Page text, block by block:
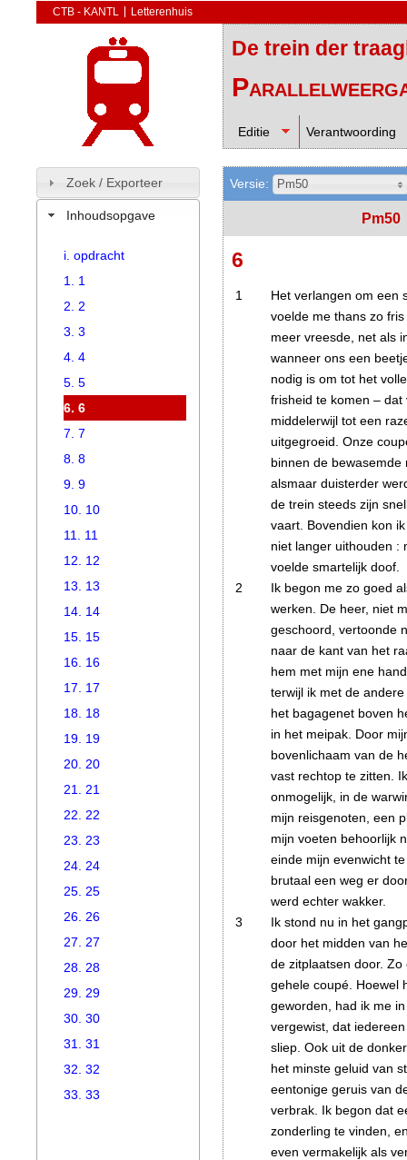
CTB - KANTL Letterenhuis
De trein der
Editie Verantwoording
Versie: Pm50
Pm50
6
1
Het verlangen om een
voelde me thans zo
meer vreesde, net als
wanneer ons een
nodig is om tot het
frisheid te komen – dat
middelerwijl tot een
uitgegroeid. Onze
binnen de
alsmaar duisterder
de trein steeds zijn
vaart. Bovendien kon
niet langer uithouden :
voelde smartelijk doof.
2
Ik begon me zo goed
werken. De heer, niet
geschoord , vertoonde
naar de kant van het
hem met mijn ene
terwijl ik met de
het bagagenet boven
in het meipak . Door
bovenlichaam van de
vast rechtop te zitten.
onmogelijk, in de
mijn reisgenoten, een
mijn voeten behoorlijk
einde mijn evenwicht
brutaal een weg er
werd echter wakker.
3
Ik stond nu in het
door het midden van
de zitplaatsen door.
gehele coupé. Hoewel
geworden, had ik me
vergewist, dat
sliep. Ook uit de
het minste geluid van
eentonige geruis van
verbrak. Ik begon dat
zonderling te vinden,
even vermakelijk als
Zoek / Exporteer
Inhoudsopgave
i. opdracht
1. 1
2. 2
3. 3
4. 4
5. 5
6. 6
7. 7
8. 8
9. 9
10. 10
11. 11
12. 12
13. 13
14. 14
15. 15
16. 16
17. 17
18. 18
19. 19
20. 20
21. 21
22. 22
23. 23
24. 24
25. 25
26. 26
27. 27
28. 28
29. 29
30. 30
31. 31
32. 32
33. 33